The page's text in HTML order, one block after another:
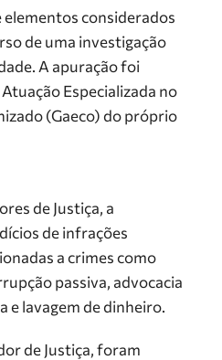
elementos considerados
de uma investigação
A apuração foi
Especializada no
(Gaeco) do próprio
de Justiça, a
de infrações
a crimes como
passiva, advocacia
lavagem de dinheiro.
de Justiça, foram